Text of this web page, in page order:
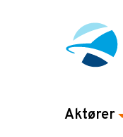
Aktører